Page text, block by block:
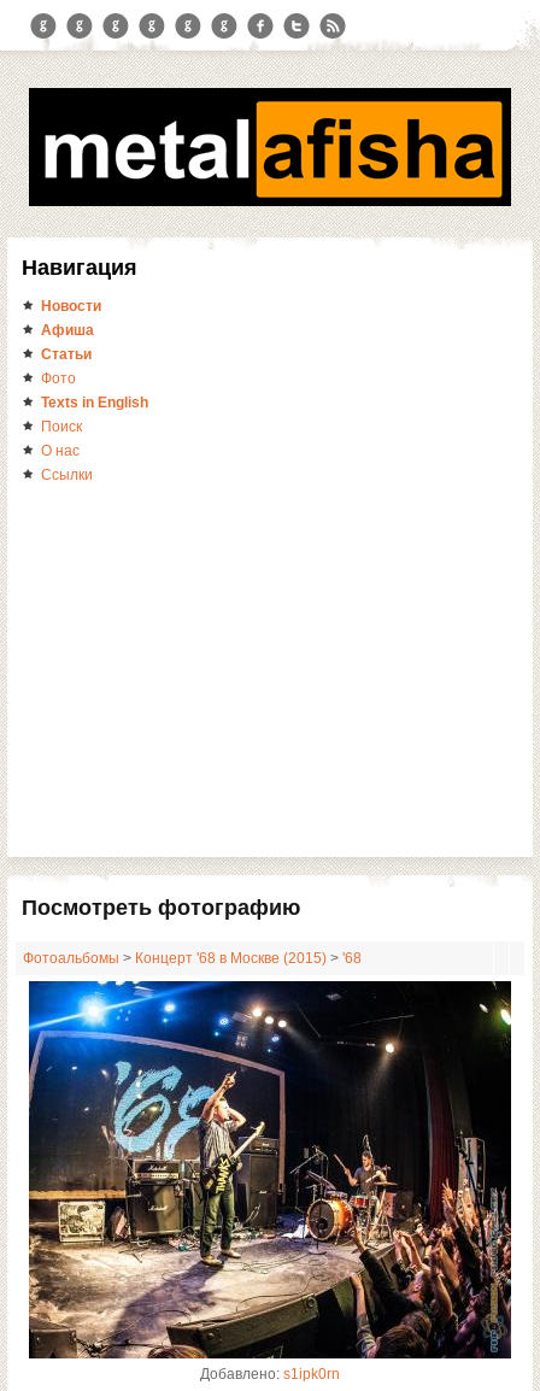
Навигация
Новости
Афиша
Статьи
Фото
Texts in English
Поиск
О нас
Ссылки
Посмотреть фотографию
Фотоальбомы > Концерт '68 в Москве (2015) > '68
Добавлено: s1ipk0rn